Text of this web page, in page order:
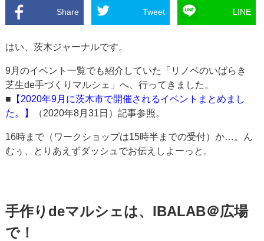
Share Tweet LINE
はい、茨木ジャーナルです。
9月のイベント一覧でも紹介していた「リノベのいばらき
芝生de手づくりマルシェ」へ、行ってきました。
■ 【2020年9月に茨木市で開催されるイベントまとめまし
た。】
（2020年8月31日）記事参照。
16時まで（ワークショップは15時半までの受付）か…。ん
むぅ、とりあえずダッシュでお伝えしよーっと。
手作りdeマルシェは、IBALAB＠広場
で！